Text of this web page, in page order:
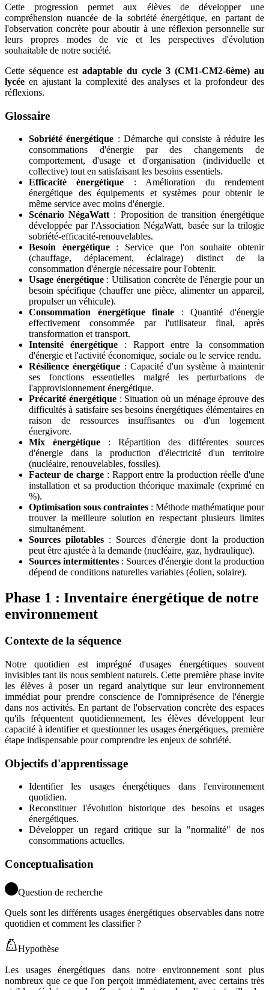
Cette progression permet aux élèves de développer une
compréhension nuancée de la sobriété énergétique, en partant de
l'observation concrète pour aboutir à une réflexion personnelle sur
leurs propres modes de vie et les perspectives d'évolution
souhaitable de notre société.
Cette séquence est adaptable du cycle 3 (CM1-CM2-6ème) au
lycée en ajustant la complexité des analyses et la profondeur des
réflexions.
Glossaire
Sobriété énergétique : Démarche qui consiste à réduire les
consommations d'énergie par des changements de
comportement, d'usage et d'organisation (individuelle et
collective) tout en satisfaisant les besoins essentiels.
Efficacité énergétique : Amélioration du rendement
énergétique des équipements et systèmes pour obtenir le
même service avec moins d'énergie.
Scénario NégaWatt : Proposition de transition énergétique
développée par l'Association NégaWatt, basée sur la trilogie
sobriété-efficacité-renouvelables.
Besoin énergétique: Service que l'on souhaite obtenir
(chauffage, déplacement, éclairage) distinct de la
consommation d'énergie nécessaire pour l'obtenir.
Usage énergétique: Utilisation concrète de l'énergie pour un
besoin spécifique (chauffer une pièce, alimenter un appareil,
propulser un véhicule).
Consommation énergétique finale : Quantité d'énergie
effectivement consommée par l'utilisateur final, après
transformation et transport.
Intensité énergétique : Rapport entre la consommation
d'énergie et l'activité économique, sociale ou le service rendu.
Résilience énergétique : Capacité d'un système à maintenir
ses fonctions essentielles malgré les perturbations de
l'approvisionnement énergétique.
Précarité énergétique: Situation où un ménage éprouve des
difficultés à satisfaire ses besoins énergétiques élémentaires en
raison de ressources insuffisantes ou d'un logement
énergivore.
Mix énergétique : Répartition des différentes sources
d'énergie dans la production d'électricité d'un territoire
(nucléaire, renouvelables, fossiles).
Facteur de charge: Rapport entre la production réelle d'une
installation et sa production théorique maximale (exprimé en
%).
Optimisation sous contraintes : Méthode mathématique pour
trouver la meilleure solution en respectant plusieurs limites
simultanément.
Sources pilotables : Sources d'énergie dont la production
peut être ajustée à la demande (nucléaire, gaz, hydraulique).
Sources intermittentes : Sources d'énergie dont la production
dépend de conditions naturelles variables (éolien, solaire).
Phase 1 : Inventaire énergétique de notre
environnement
Contexte de la séquence
Notre quotidien est imprégné d'usages énergétiques souvent
invisibles tant ils nous semblent naturels. Cette première phase invite
les élèves à poser un regard analytique sur leur environnement
immédiat pour prendre conscience de l'omniprésence de l'énergie
dans nos activités. En partant de l'observation concrète des espaces
qu'ils fréquentent quotidiennement, les élèves développent leur
capacité à identifier et questionner les usages énergétiques, première
étape indispensable pour comprendre les enjeux de sobriété.
Objectifs d'apprentissage
Identifier les usages énergétiques dans l'environnement
quotidien.
Reconstituer l'évolution historique des besoins et usages
énergétiques.
Développer un regard critique sur la "normalité" de nos
consommations actuelles.
Conceptualisation
Question de recherche
Quels sont les différents usages énergétiques observables dans notre
quotidien et comment les classifier ?
Hypothèse
Les usages énergétiques dans notre environnement sont plus
nombreux que ce que l'on perçoit immédiatement, avec certains très